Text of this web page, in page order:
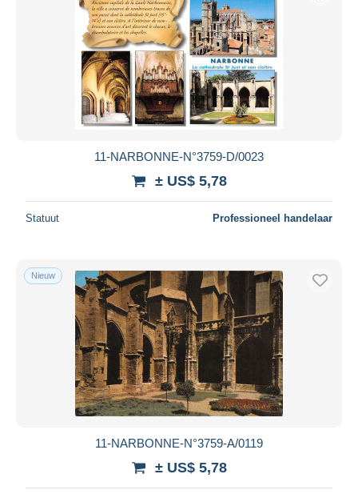
11-NARBONNE-N°3759-D/0023
± US$ 5,78
Statuut Professioneel handelaar
Nieuw
11-NARBONNE-N°3759-A/0119
± US$ 5,78